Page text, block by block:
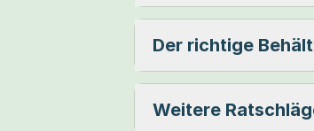
Der richtige
Weitere